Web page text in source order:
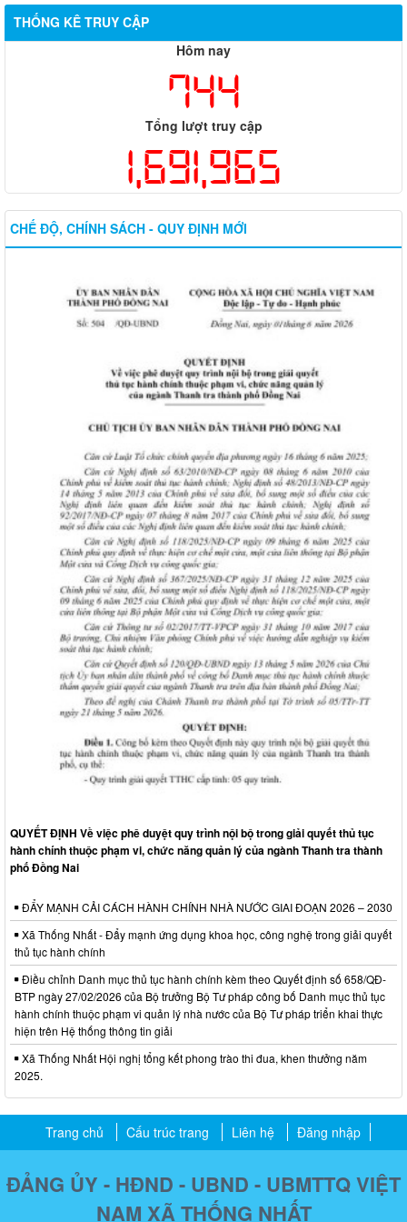
THỐNG KÊ TRUY CẬP
Hôm nay
744
Tổng lượt truy cập
1,691,965
CHẾ ĐỘ, CHÍNH SÁCH - QUY ĐỊNH MỚI
QUYẾT ĐỊNH Về việc phê duyệt quy trình nội bộ trong giải quyết thủ tục
hành chính thuộc phạm vi, chức năng quản lý của ngành Thanh tra thành
phố Đồng Nai
ĐẨY MẠNH CẢI CÁCH HÀNH CHÍNH NHÀ NƯỚC GIAI ĐOẠN 2026 – 2030
Xã Thống Nhất - Đẩy mạnh ứng dụng khoa học, công nghệ trong giải quyết
thủ tục hành chính
Điều chỉnh Danh mục thủ tục hành chính kèm theo Quyết định số 658/QĐ-
BTP ngày 27/02/2026 của Bộ trưởng Bộ Tư pháp công bố Danh mục thủ tục
hành chính thuộc phạm vi quản lý nhà nước của Bộ Tư pháp triển khai thực
hiện trên Hệ thống thông tin giải
Xã Thống Nhất Hội nghị tổng kết phong trào thi đua, khen thưởng năm
2025.
Trang chủ Cấu trúc trang Liên hệ Đăng nhập
ĐẢNG ỦY - HĐND - UBND - UBMTTQ VIỆT
NAM XÃ THỐNG NHẤT